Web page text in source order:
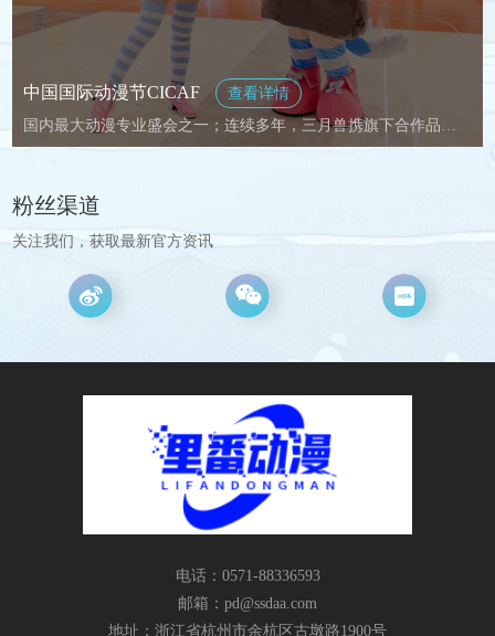
中国国际动漫节CICAF
查看详情
国内最大动漫专业盛会之一；连续多年，三月兽携旗下合作品牌参展中国国际动漫节。
粉丝渠道
关注我们，获取最新官方资讯
电话：0571-88336593
邮箱： pd@ssdaa.com
地址：浙江省杭州市余杭区古墩路1900号